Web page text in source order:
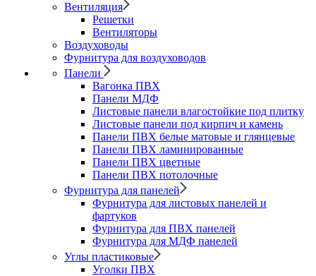
Вентиляция
Решетки
Вентиляторы
Воздуховоды
Фурнитура для воздуховодов
Панели
Вагонка ПВХ
Панели МДФ
Листовые панели влагостойкие под плитку
Листовые панели под кирпич и камень
Панели ПВХ белые матовые и глянцевые
Панели ПВХ ламинированные
Панели ПВХ цветные
Панели ПВХ потолочные
Фурнитура для панелей
Фурнитура для листовых панелей и
фартуков
Фурнитура для ПВХ панелей
Фурнитура для МДФ панелей
Углы пластиковые
Уголки ПВХ